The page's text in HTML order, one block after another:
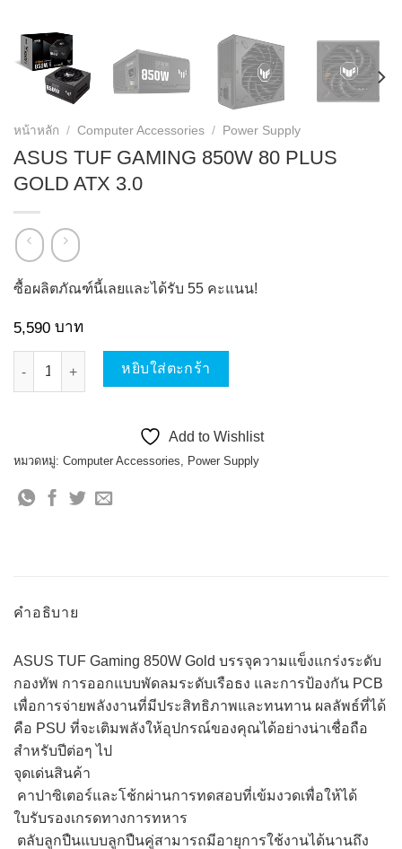
หน้าหลัก / Computer Accessories / Power Supply
ASUS TUF GAMING 850W 80 PLUS
GOLD ATX 3.0
ซื้อผลิตภัณฑ์นี้เลยและได้รับ 55 คะแนน!
5,590 บาท
จำนวน ASUS TUF GAMING 850W 80 PLUS GOLD ATX 3.0 ชิ้น
หยิบใส่ตะกร้า
Add to Wishlist
หมวดหมู่: Computer Accessories, Power Supply
คำอธิบาย
ASUS TUF Gaming 850W Gold บรรจุความแข็งแกร่งระดับ
กองทัพ การออกแบบพัดลมระดับเรือธง และการป้องกัน PCB
เพื่อการจ่ายพลังงานที่มีประสิทธิภาพและทนทาน ผลลัพธ์ที่ได้
คือ PSU ที่จะเติมพลังให้อุปกรณ์ของคุณได้อย่างน่าเชื่อถือ
สำหรับปีต่อๆ ไป​
จุดเด่นสินค้า
คาปาซิเตอร์และโช้กผ่านการทดสอบที่เข้มงวดเพื่อให้ได้
ใบรับรองเกรดทางการทหาร
ตลับลูกปืนแบบลูกปืนคู่สามารถมีอายุการใช้งานได้นานถึง